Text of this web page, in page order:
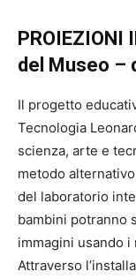
PROIEZIONI
del Museo –
Il progetto
Tecnologia
scienza, arte e
metodo
del laboratorio
bambini potranno
immagini usando
Attraverso